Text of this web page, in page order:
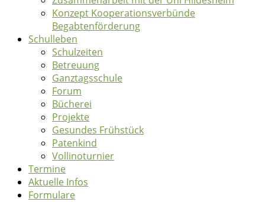
Konzept Kooperationsverbünde
Begabtenförderung
Schulleben
Schulzeiten
Betreuung
Ganztagsschule
Forum
Bücherei
Projekte
Gesundes Frühstück
Patenkind
Vollinoturnier
Termine
Aktuelle Infos
Formulare